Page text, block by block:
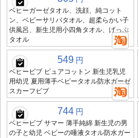
ベビーガーゼタオル、洗顔、純コット
ン、ベビーサリバタオル、超柔らかい子
供風呂、新生児用小四角タオル、げっぷ
タオル
549 円
ベビービブ ピュアコットン 新生児乳児
用幼児 夏用薄手ベビータオル防水ガーゼ
スカーフビブ
744 円
ベビービブ サマー 薄手純綿 新生児の男
の子と幼児 ベビーの唾液タオル防水ガー